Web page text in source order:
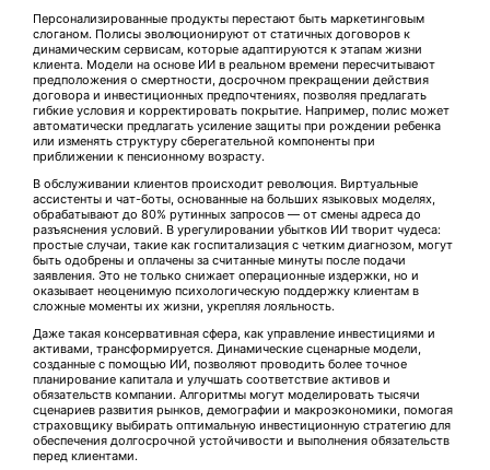
Персонализированные продукты перестают быть маркетинговым
слоганом. Полисы эволюционируют от статичных договоров к
динамическим сервисам, которые адаптируются к этапам жизни
клиента. Модели на основе ИИ в реальном времени пересчитывают
предположения о смертности, досрочном прекращении действия
договора и инвестиционных предпочтениях, позволяя предлагать
гибкие условия и корректировать покрытие. Например, полис может
автоматически предлагать усиление защиты при рождении ребенка
или изменять структуру сберегательной компоненты при
приближении к пенсионному возрасту.
В обслуживании клиентов происходит революция. Виртуальные
ассистенты и чат-боты, основанные на больших языковых моделях,
обрабатывают до 80% рутинных запросов — от смены адреса до
разъяснения условий. В урегулировании убытков ИИ творит чудеса:
простые случаи, такие как госпитализация с четким диагнозом, могут
быть одобрены и оплачены за считанные минуты после подачи
заявления. Это не только снижает операционные издержки, но и
оказывает неоценимую психологическую поддержку клиентам в
сложные моменты их жизни, укрепляя лояльность.
Даже такая консервативная сфера, как управление инвестициями и
активами, трансформируется. Динамические сценарные модели,
созданные с помощью ИИ, позволяют проводить более точное
планирование капитала и улучшать соответствие активов и
обязательств компании. Алгоритмы могут моделировать тысячи
сценариев развития рынков, демографии и макроэкономики, помогая
страховщику выбирать оптимальную инвестиционную стратегию для
обеспечения долгосрочной устойчивости и выполнения обязательств
перед клиентами.